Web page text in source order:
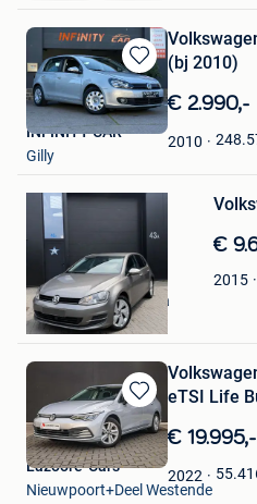
Bewaren
in
Mijn
Favorieten
(bj 2010)
€ 2.990,-
2010
INFINITY CAR
Gilly
in
Favorieten
€
2015
Ligita Khaptoukaeva
Merksem
Bewaren
in
Mijn
Favorieten
eTSI Life
€ 19.995,-
2022
Lazoore-Cars
Nieuwpoort+Deel Westende